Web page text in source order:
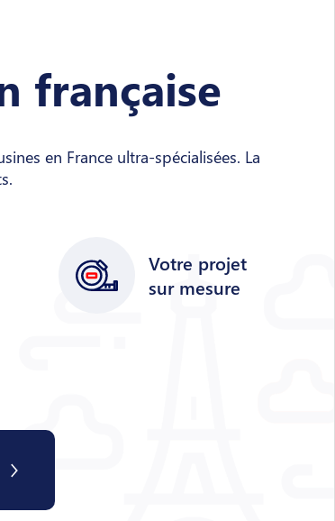
française
en France ultra-spécialisées. La
Votre projet
sur mesure